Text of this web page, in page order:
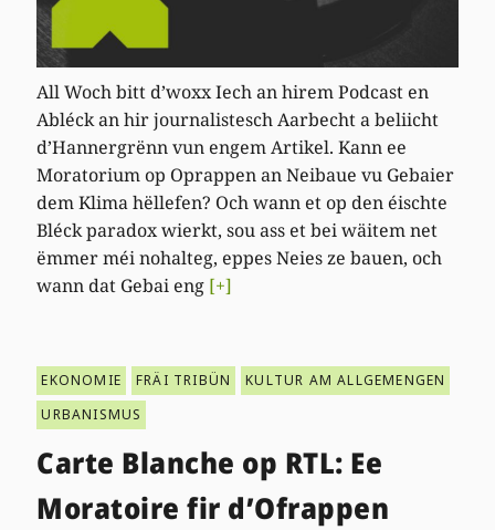
All Woch bitt d’woxx Iech an hirem Podcast en
Abléck an hir journalistesch Aarbecht a beliicht
d’Hannergrënn vun engem Artikel. Kann ee
Moratorium op Oprappen an Neibaue vu Gebaier
dem Klima hëllefen? Och wann et op den éischte
Bléck paradox wierkt, sou ass et bei wäitem net
ëmmer méi nohalteg, eppes Neies ze bauen, och
wann dat Gebai eng [+]
EKONOMIE FRÄI TRIBÜN
KULTUR AM ALLGEMENGEN
URBANISMUS
Carte Blanche op RTL: Ee
Moratoire fir d’Ofrappen